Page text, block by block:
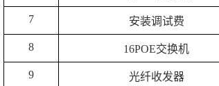
7 安装调试费
8 16POE交换机
9 光纤收发器